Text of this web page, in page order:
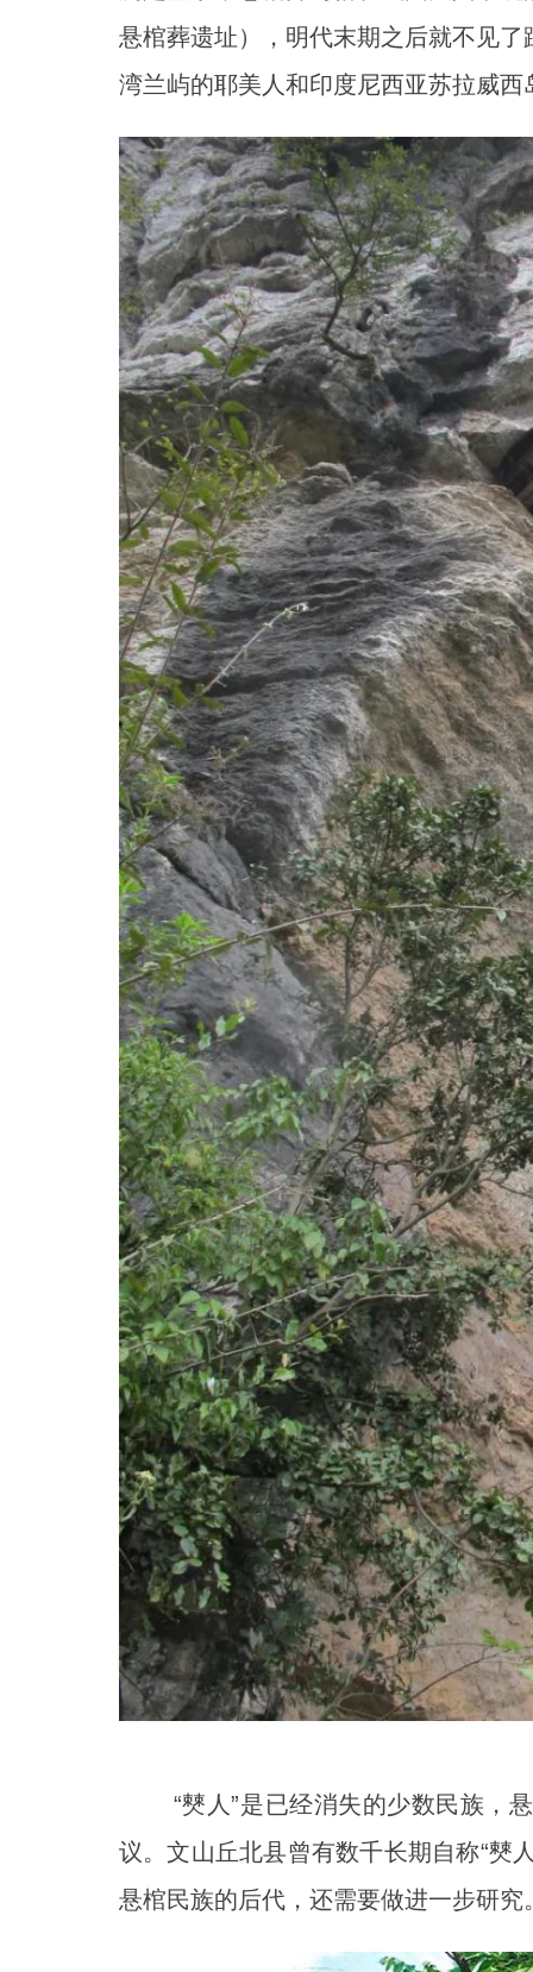
悬棺葬遗址），明代末期之后就不见
湾兰屿的耶美人和印度尼西亚苏拉威
“僰人”是已经消失的少数民族，悬
议。文山丘北县曾有数千长期自称“僰
悬棺民族的后代，还需要做进一步研究